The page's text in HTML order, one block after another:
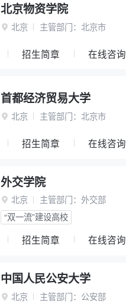
北京物资学院
 北京 主管部门： 北京市
招生简章 在线咨询
首都经济贸易大学
 北京 主管部门： 北京市
招生简章 在线咨询
外交学院
 北京 主管部门： 外交部
“双一流”建设高校
招生简章 在线咨询
中国人民公安大学
 北京 主管部门： 公安部